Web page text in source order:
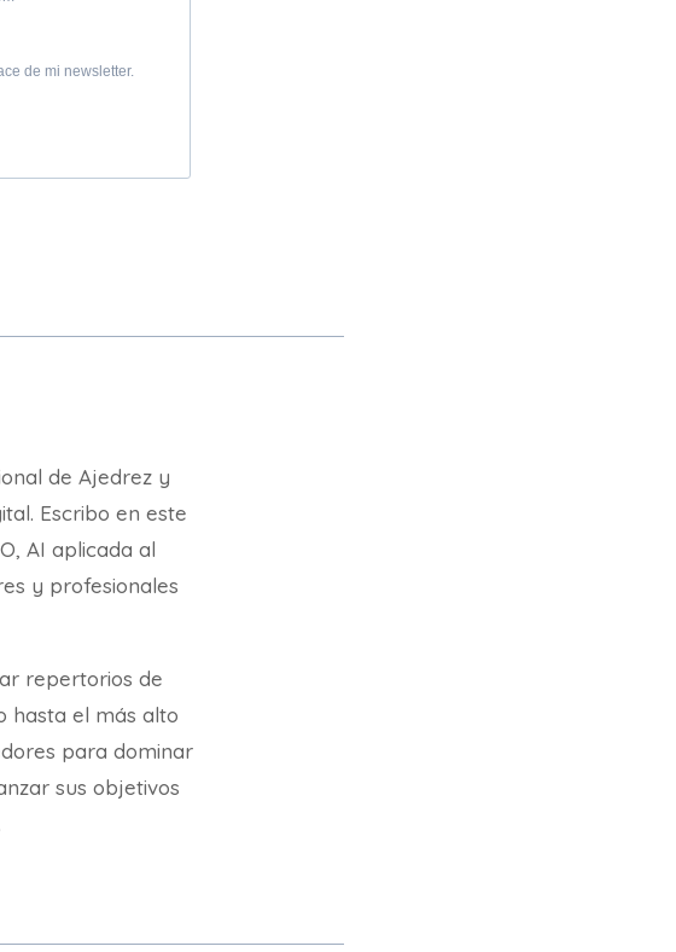
de Ajedrez y
Escribo en este
AI aplicada al
y profesionales
repertorios de
hasta el más alto
para dominar
sus objetivos